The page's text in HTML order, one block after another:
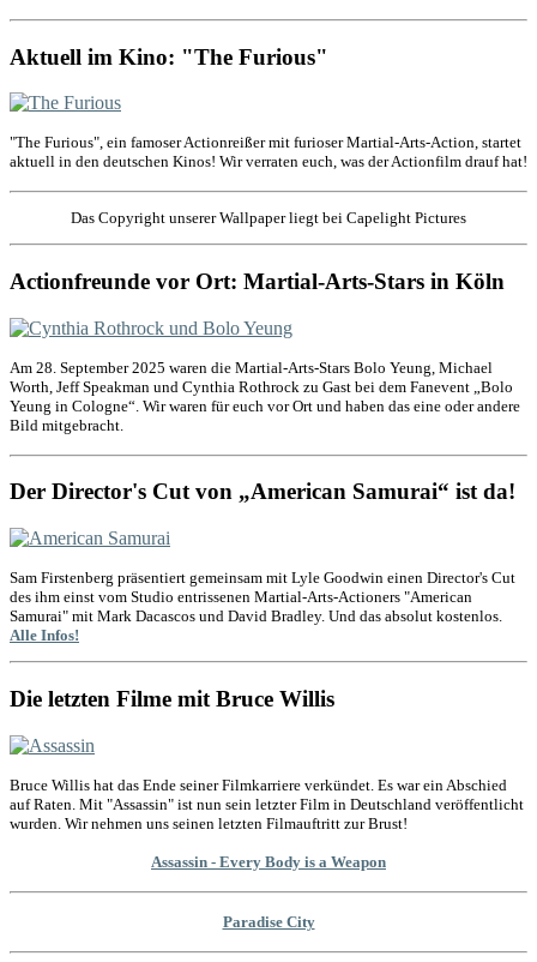
Aktuell im Kino: "The Furious"
"The Furious", ein famoser Actionreißer mit furioser Martial-Arts-Action, startet
aktuell in den deutschen Kinos! Wir verraten euch, was der Actionfilm drauf hat!
Das Copyright unserer Wallpaper liegt bei Capelight Pictures
Actionfreunde vor Ort: Martial-Arts-Stars in Köln
Am 28. September 2025 waren die Martial-Arts-Stars Bolo Yeung, Michael
Worth, Jeff Speakman und Cynthia Rothrock zu Gast bei dem Fanevent „Bolo
Yeung in Cologne“. Wir waren für euch vor Ort und haben das eine oder andere
Bild mitgebracht.
Der Director's Cut von „American Samurai“ ist da!
Sam Firstenberg präsentiert gemeinsam mit Lyle Goodwin einen Director's Cut
des ihm einst vom Studio entrissenen Martial-Arts-Actioners "American
Samurai" mit Mark Dacascos und David Bradley. Und das absolut kostenlos.
Alle Infos!
Die letzten Filme mit Bruce Willis
Bruce Willis hat das Ende seiner Filmkarriere verkündet. Es war ein Abschied
auf Raten. Mit "Assassin" ist nun sein letzter Film in Deutschland veröffentlicht
wurden. Wir nehmen uns seinen letzten Filmauftritt zur Brust!
Assassin - Every Body is a Weapon
Paradise City